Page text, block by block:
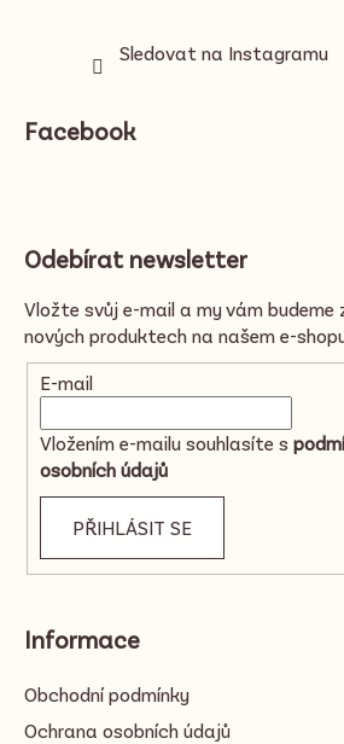
Sledovat na Instagramu
Facebook
Odebírat newsletter
Vložte svůj e-mail a my vám
nových produktech na našem e-
E-mail
Vložením e-mailu souhlasíte s
osobních údajů
PŘIHLÁSIT SE
Informace
Obchodní podmínky
Ochrana osobních údajů